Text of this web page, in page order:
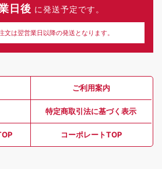
日後 に発送予定です。
文は翌営業日以降の発送となります。
ご利用案内
特定商取引法に基づく表示
コーポレートTOP